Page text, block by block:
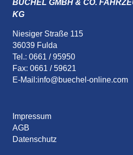
BÜCHEL GMBH & CO.
KG
Niesiger Straße 115
36039 Fulda
Tel.: 0661 / 95950
Fax: 0661 / 59621
E-Mail:info@buechel-online.com
Impressum
AGB
Datenschutz